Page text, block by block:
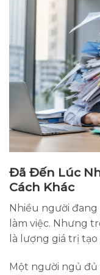
Đã Đến Lúc
Cách Khác
Nhiều người
làm việc. Nhưng
là lượng giá trị
Một người ngủ